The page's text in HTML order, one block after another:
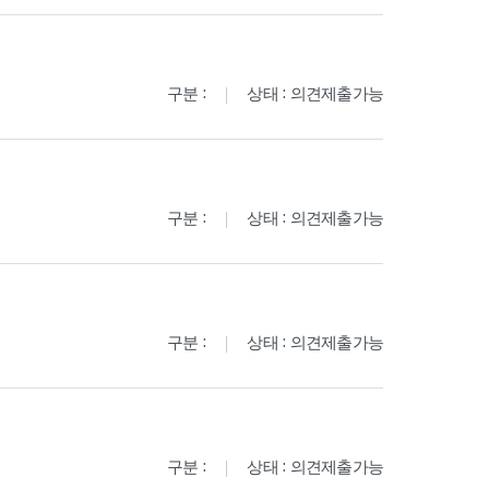
구분 : 상태 : 의견제출가능
구분 : 상태 : 의견제출가능
구분 : 상태 : 의견제출가능
구분 : 상태 : 의견제출가능